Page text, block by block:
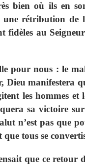
bien où ils en
une rétribution
fidèles au
pour nous : le
Dieu manifestera
les hommes et
sa victoire
n’est pas que
tous se
que ce